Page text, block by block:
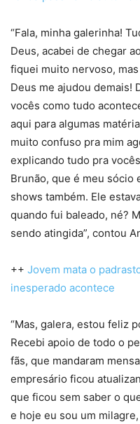
“Fala, minha galerinha!
Deus, acabei de chegar
fiquei muito nervoso,
Deus me ajudou demais!
vocês como tudo
aqui para algumas
muito confuso pra mim
explicando tudo pra
Brunão, que é meu sócio
shows também. Ele
quando fui baleado, né?
sendo atingida”, contou
++ Jovem mata o
inesperado acontece
“Mas, galera, estou feliz
Recebi apoio de todo o
fãs, que mandaram
empresário ficou
que ficou sem saber o
e hoje eu sou um